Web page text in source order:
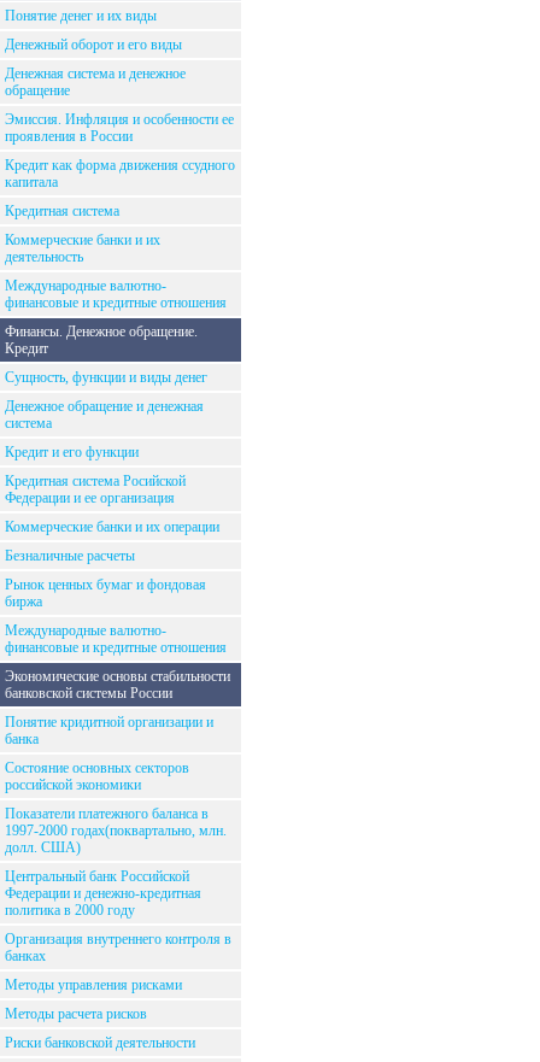
Понятие денег и их виды
Денежный оборот и его виды
Денежная система и денежное
обращение
Эмиссия. Инфляция и особенности ее
проявления в России
Кредит как форма движения ссудного
капитала
Кредитная система
Коммерческие банки и их
деятельность
Международные валютно-
финансовые и кредитные отношения
Финансы. Денежное обращение.
Кредит
Сущность, функции и виды денег
Денежное обращение и денежная
система
Кредит и его функции
Кредитная система Росийской
Федерации и ее организация
Коммерческие банки и их операции
Безналичные расчеты
Рынок ценных бумаг и фондовая
биржа
Международные валютно-
финансовые и кредитные отношения
Экономические основы стабильности
банковской системы России
Понятие кридитной организации и
банка
Состояние основных секторов
российской экономики
Показатели платежного баланса в
1997-2000 годах(поквартально, млн.
долл. США)
Центральный банк Российской
Федерации и денежно-кредитная
политика в 2000 году
Организация внутреннего контроля в
банках
Методы управления рисками
Методы расчета рисков
Риски банковской деятельности